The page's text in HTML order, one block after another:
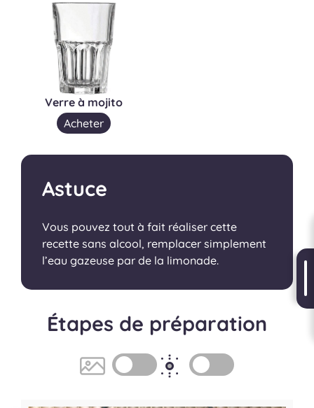
Verre à mojito
Acheter
Astuce
Vous pouvez tout à fait réaliser cette
recette sans alcool, remplacer simplement
l’eau gazeuse par de la limonade.
Étapes de préparation